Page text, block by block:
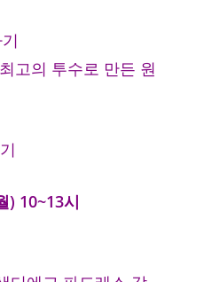
고의 투수로 만든 원
) 10~13시